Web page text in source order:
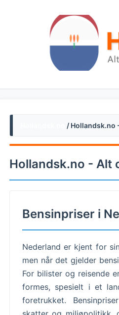
/ Hollandsk.no
Hollandsk.no - Alt
Bensinpriser i
Nederland er kjent for
men når det gjelder
For bilister og reisende
formes, spesielt i et
foretrukket.